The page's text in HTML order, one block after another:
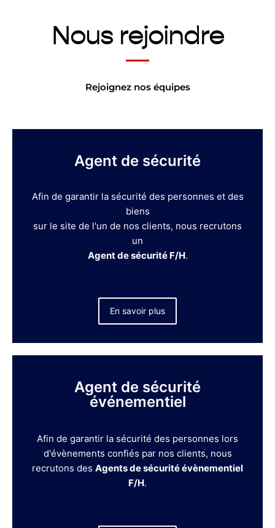
Nous rejoindre
Rejoignez nos équipes
Agent de sécurité
Afin de garantir la sécurité des personnes et des
biens
sur le site de l'un de nos clients, nous recrutons
un
Agent de sécurité F/H.
En savoir plus
Agent de sécurité
événementiel
Afin de garantir la sécurité des personnes lors
d'évènements confiés par nos clients, nous
recrutons des Agents de sécurité évènementiel
F/H.